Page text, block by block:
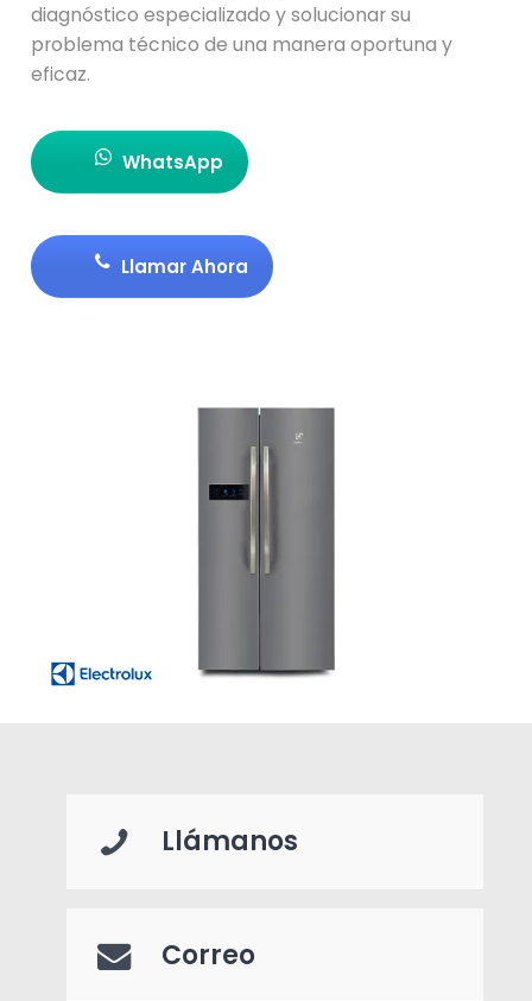
diagnóstico especializado y solucionar su
problema técnico de una manera oportuna y
eficaz.
WhatsApp
Llamar Ahora
Llámanos
Correo